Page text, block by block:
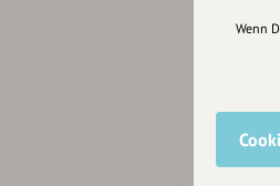
Wenn